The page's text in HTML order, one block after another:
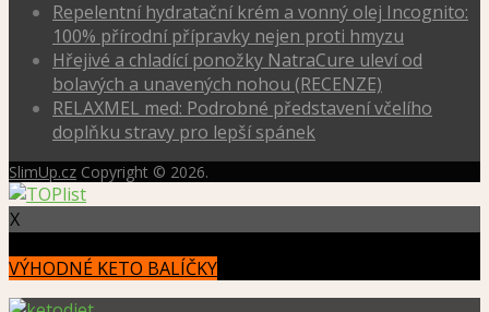
Repelentní hydratační krém a vonný olej Incognito:
100% přírodní přípravky nejen proti hmyzu
Hřejivé a chladící ponožky NatraCure uleví od
bolavých a unavených nohou (RECENZE)
RELAXMEL med: Podrobné představení včelího
doplňku stravy pro lepší spánek
SlimUp.cz Copyright © 2026.
X
VÝHODNÉ KETO BALÍČKY